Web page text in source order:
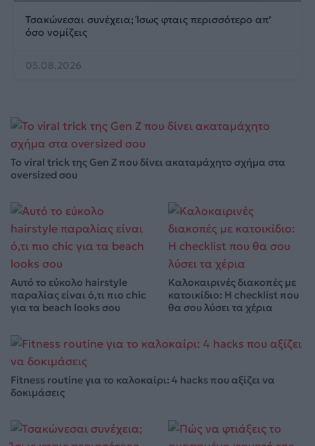
Τσακώνεσαι συνέχεια; Ίσως φταις περισσότερο απ’
όσο νομίζεις
05.08.2026
Το viral trick της Gen Z που δίνει ακαταμάχητο σχήμα στα
oversized σου
Αυτό το εύκολο hairstyle
παραλίας είναι ό,τι πιο chic
για τα beach looks σου
Καλοκαιρινές διακοπές με
κατοικίδιο: Η checklist που
θα σου λύσει τα χέρια
Fitness routine για το καλοκαίρι: 4 hacks που αξίζει να
δοκιμάσεις